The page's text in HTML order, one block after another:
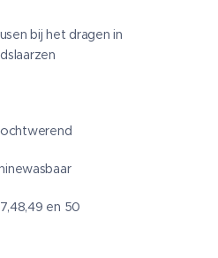
bij het dragen in
en 50